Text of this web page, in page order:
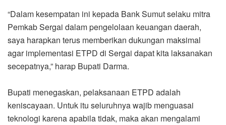
“Dalam kesempatan ini kepada Bank Sumut selaku mitra
Pemkab Sergai dalam pengelolaan keuangan daerah,
saya harapkan terus memberikan dukungan maksimal
agar implementasi ETPD di Sergai dapat kita laksanakan
secepatnya,” harap Bupati Darma.
Bupati menegaskan, pelaksanaan ETPD adalah
keniscayaan. Untuk itu seluruhnya wajib menguasai
teknologi karena apabila tidak, maka akan mengalami